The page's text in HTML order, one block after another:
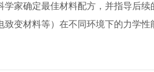
确定最佳材料配方，并指导后续
材料等）在不同环境下的力学性